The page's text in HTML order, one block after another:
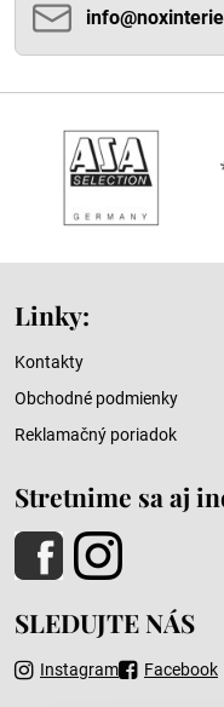
Linky:
Kontakty
Obchodné podmienky
Reklamačný poriadok
Stretnime sa aj
SLEDUJTE NÁS
Instagram Facebook